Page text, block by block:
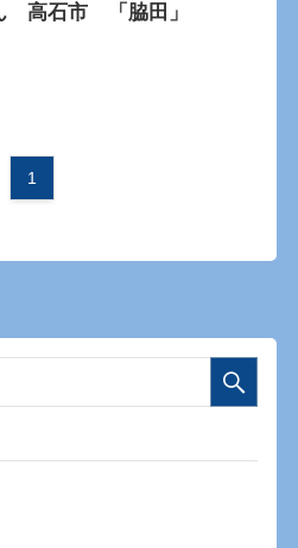
高石市 「脇田」
1